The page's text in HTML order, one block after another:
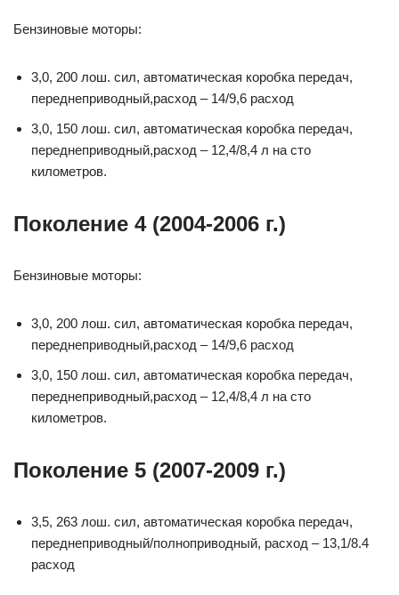
Бензиновые моторы:
3,0, 200 лош. сил, автоматическая коробка передач,
переднеприводный,расход – 14/9,6 расход
3,0, 150 лош. сил, автоматическая коробка передач,
переднеприводный,расход – 12,4/8,4 л на сто
километров.
Поколение 4 (2004-2006 г.)
Бензиновые моторы:
3,0, 200 лош. сил, автоматическая коробка передач,
переднеприводный,расход – 14/9,6 расход
3,0, 150 лош. сил, автоматическая коробка передач,
переднеприводный,расход – 12,4/8,4 л на сто
километров.
Поколение 5 (2007-2009 г.)
3,5, 263 лош. сил, автоматическая коробка передач,
переднеприводный/полноприводный, расход – 13,1/8.4
расход